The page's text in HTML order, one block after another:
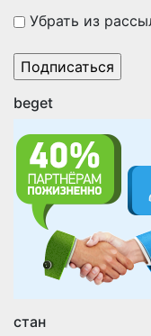
Убрать из
beget
стан